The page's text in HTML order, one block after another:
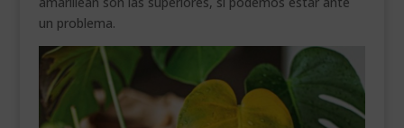
un problema.